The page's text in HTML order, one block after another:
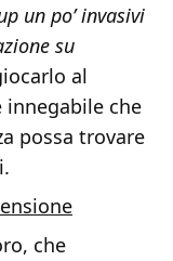
un po’ invasivi
su
al
innegabile che
possa trovare
che